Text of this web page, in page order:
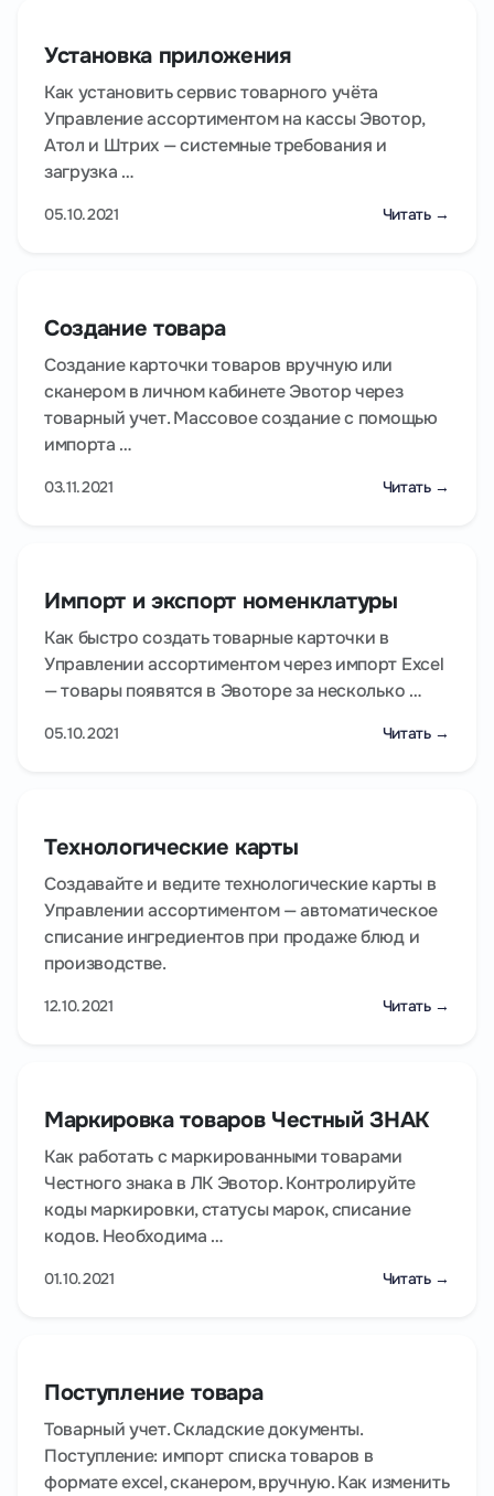
Установка приложения
Как установить сервис товарного учёта
Управление ассортиментом на кассы Эвотор,
Атол и Штрих — системные требования и
загрузка …
05.10.2021 Читать →
Создание товара
Создание карточки товаров вручную или
сканером в личном кабинете Эвотор через
товарный учет. Массовое создание с помощью
импорта …
03.11.2021 Читать →
Импорт и экспорт номенклатуры
Как быстро создать товарные карточки в
Управлении ассортиментом через импорт Excel
— товары появятся в Эвоторе за несколько …
05.10.2021 Читать →
Технологические карты
Создавайте и ведите технологические карты в
Управлении ассортиментом — автоматическое
списание ингредиентов при продаже блюд и
производстве.
12.10.2021 Читать →
Маркировка товаров Честный ЗНАК
Как работать с маркированными товарами
Честного знака в ЛК Эвотор. Контролируйте
коды маркировки, статусы марок, списание
кодов. Необходима …
01.10.2021 Читать →
Поступление товара
Товарный учет. Складские документы.
Поступление: импорт списка товаров в
формате excel, сканером, вручную. Как изменить